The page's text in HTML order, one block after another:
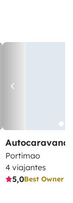
Autocaravana
Portimao
4 viajantes
5,0Best Owner